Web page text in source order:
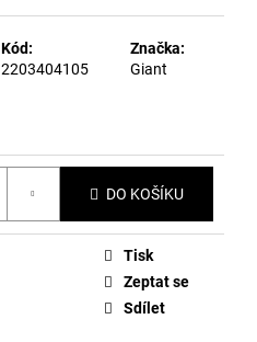
Kód:
2203404105
Značka:
Giant
DO KOŠÍKU
Tisk
Zeptat se
Sdílet